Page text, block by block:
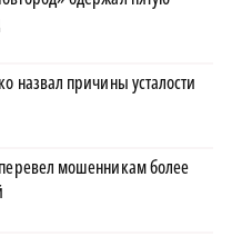
назвал причины усталости
мошенникам более